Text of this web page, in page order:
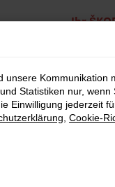
Ihr
unsere Kommunikation
Statistiken nur, wenn
Einwilligung jederzeit
Cookie-